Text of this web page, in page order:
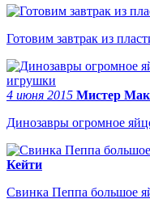
Готовим завтрак из
4 июня 2015 Мистер
Динозавры огромное
Кейти
Свинка Пеппа большое